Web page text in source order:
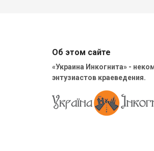
Об этом сайте
«Украина Инкогнита» -
энтузиастов краеведения.